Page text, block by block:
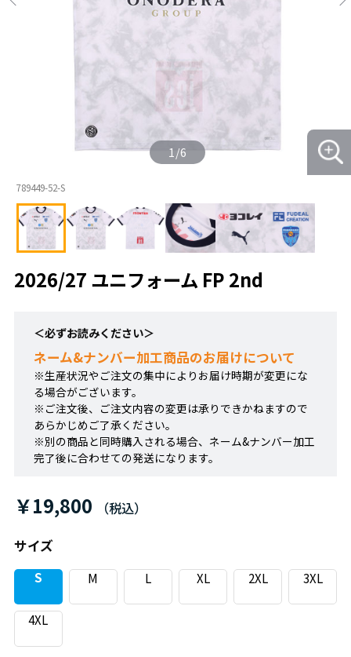
1/6
789449-52-S
2026/27 ユニフォーム FP 2nd
＜必ずお読みください＞
ネーム&ナンバー加工商品のお届けについて
※生産状況やご注文の集中によりお届け時期が変更にな
る場合がございます。
※ご注文後、ご注文内容の変更は承りできかねますので
あらかじめご了承ください。
※別の商品と同時購入される場合、ネーム&ナンバー加工
完了後に合わせての発送になります。
￥19,800
（税込）
サイズ
S M L XL 2XL 3XL
4XL